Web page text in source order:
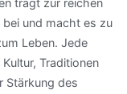
trägt zur reichen
und macht es zu
Leben. Jede
Traditionen
Stärkung des